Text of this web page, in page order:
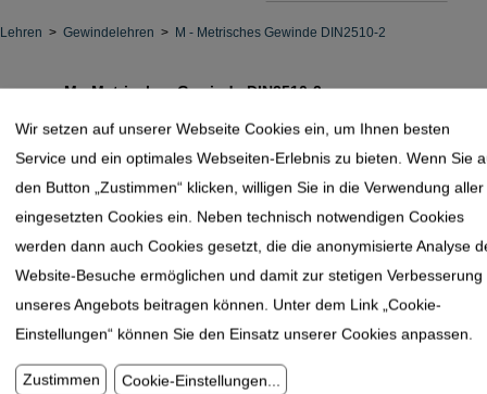
Lehren > Gewindelehren > M - Metrisches Gewinde DIN2510-2
M - Metrisches Gewinde DIN2510-2
Gewinde Gutlehrring DIN2510-2
Gewinde Aussschusslehrring DIN2510-2
Wir setzen auf unserer Webseite Cookies ein, um Ihnen besten
Service und ein optimales Webseiten-Erlebnis zu bieten. Wenn Sie
den Button „Zustimmen“ klicken, willigen Sie in die Verwendung aller
eingesetzten Cookies ein. Neben technisch notwendigen Cookies
werden dann auch Cookies gesetzt, die die anonymisierte Analyse
Website-Besuche ermöglichen und damit zur stetigen Verbesserung
unseres Angebots beitragen können. Unter dem Link „Cookie-
Einstellungen“ können Sie den Einsatz unserer Cookies anpassen.
Zustimmen Cookie-Einstellungen